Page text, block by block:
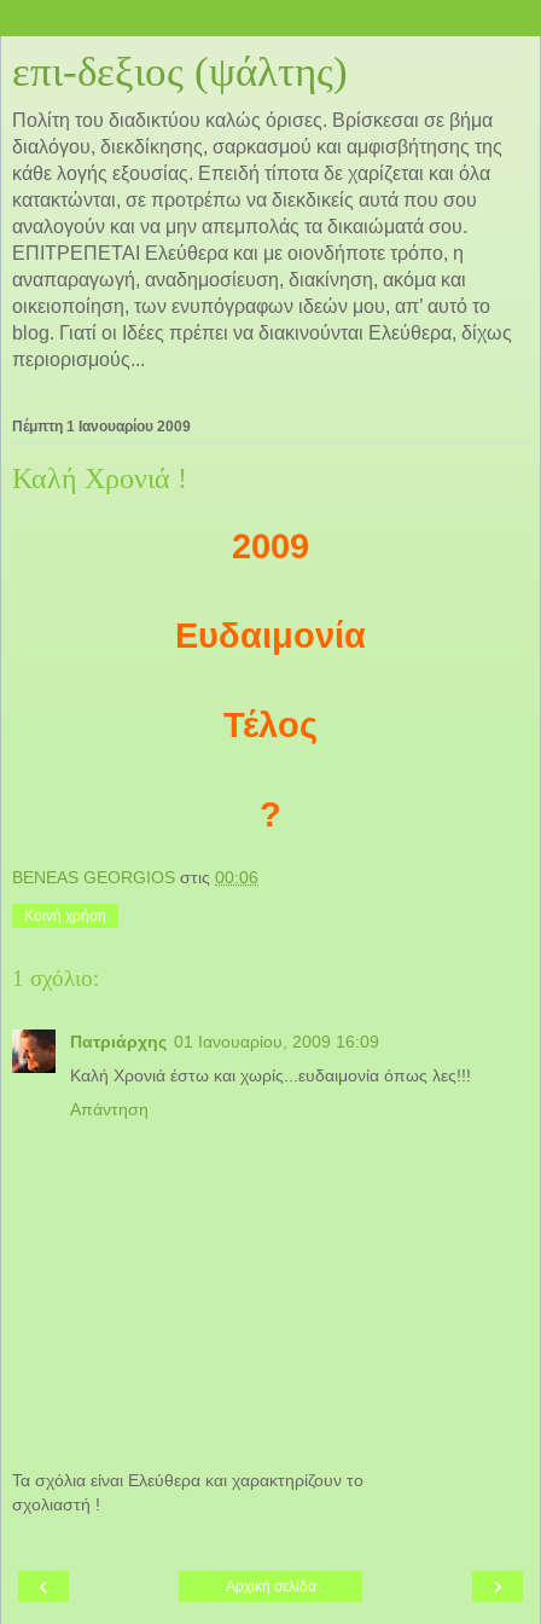
επι-δεξιος (ψάλτης)
Πολίτη του διαδικτύου καλώς όρισες. Βρίσκεσαι σε βήμα
διαλόγου, διεκδίκησης, σαρκασμού και αμφισβήτησης της
κάθε λογής εξουσίας. Επειδή τίποτα δε χαρίζεται και όλα
κατακτώνται, σε προτρέπω να διεκδικείς αυτά που σου
αναλογούν και να μην απεμπολάς τα δικαιώματά σου.
ΕΠΙΤΡΕΠΕΤΑΙ Ελεύθερα και με οιονδήποτε τρόπο, η
αναπαραγωγή, αναδημοσίευση, διακίνηση, ακόμα και
οικειοποίηση, των ενυπόγραφων ιδεών μου, απ’ αυτό το
blog. Γιατί οι Ιδέες πρέπει να διακινούνται Ελεύθερα, δίχως
περιορισμούς...
Πέμπτη 1 Ιανουαρίου 2009
Καλή Χρονιά !
2009
Ευδαιμονία
Τέλος
?
BENEAS GEORGIOS στις 00:06
Κοινή χρήση
1 σχόλιο:
Πατριάρχης 01 Ιανουαρίου, 2009 16:09
Καλή Χρονιά έστω και χωρίς...ευδαιμονία όπως λες!!!
Απάντηση
Τα σχόλια είναι Ελεύθερα και χαρακτηρίζουν το
σχολιαστή !
‹ ›
Αρχική σελίδα